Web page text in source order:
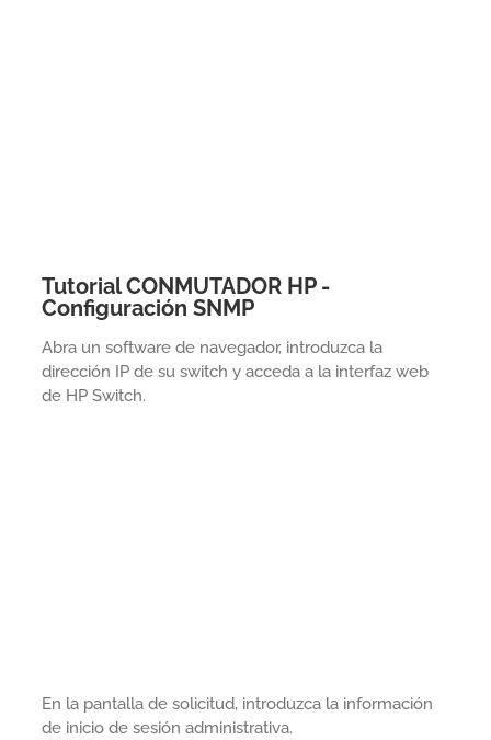
Tutorial CONMUTADOR HP -
Configuración SNMP
Abra un software de navegador, introduzca la
dirección IP de su switch y acceda a la interfaz web
de HP Switch.
En la pantalla de solicitud, introduzca la información
de inicio de sesión administrativa.